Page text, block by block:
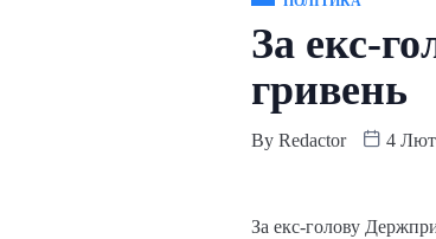
За екс-
гривень
By Redactor 4
За екс-голову